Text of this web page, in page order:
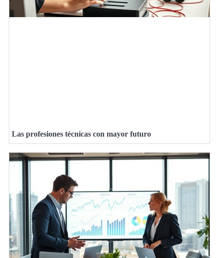
Las profesiones técnicas con mayor futuro